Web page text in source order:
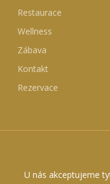
Restaurace
Wellness
Zábava
Kontakt
Rezervace
U nás akceptujeme